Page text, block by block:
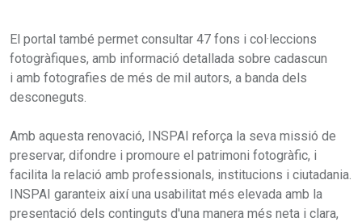
El portal també permet consultar 47 fons i col·leccions
fotogràfiques, amb informació detallada sobre cadascun
i amb fotografies de més de mil autors, a banda dels
desconeguts.
Amb aquesta renovació, INSPAI reforça la seva missió de
preservar, difondre i promoure el patrimoni fotogràfic, i
facilita la relació amb professionals, institucions i ciutadania.
INSPAI garanteix així una usabilitat més elevada amb la
presentació dels continguts d'una manera més neta i clara,